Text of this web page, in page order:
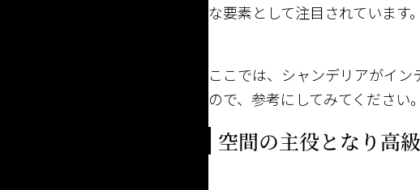
な要素として注目されています。
ここでは、シャンデリアがイン
ので、参考にしてみてください。
空間の主役となり高